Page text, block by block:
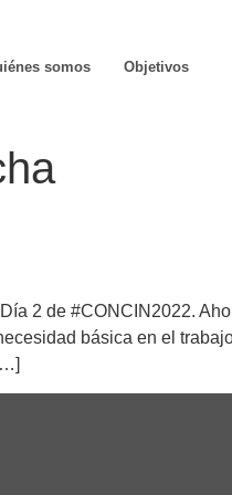
somos Objetivos
2 de #CONCIN2022.
básica en el